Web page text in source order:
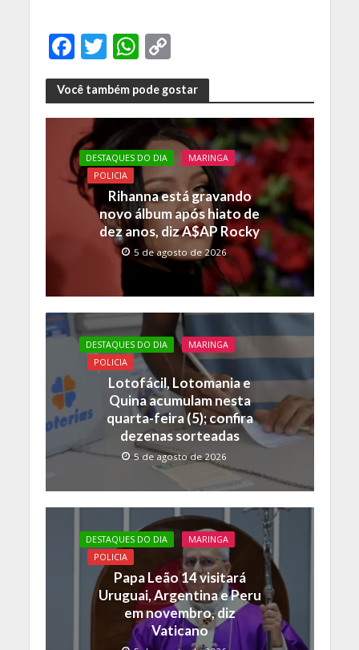
F
ac
e
b
o
o
k
T
w
itt
er
W
h
at
s
A
p
p
C
o
p
y
Li
n
k
Você também pode gostar
DESTAQUES DO DIA
MARINGA
POLICIA
Rihanna está gravando
novo álbum após hiato de
dez anos, diz A$AP Rocky
5 de agosto de 2026
DESTAQUES DO DIA
MARINGA
POLICIA
Lotofácil, Lotomania e
Quina acumulam nesta
quarta-feira (5); confira
dezenas sorteadas
5 de agosto de 2026
DESTAQUES DO DIA
MARINGA
POLICIA
Papa Leão 14 visitará
Uruguai, Argentina e Peru
em novembro, diz
Vaticano